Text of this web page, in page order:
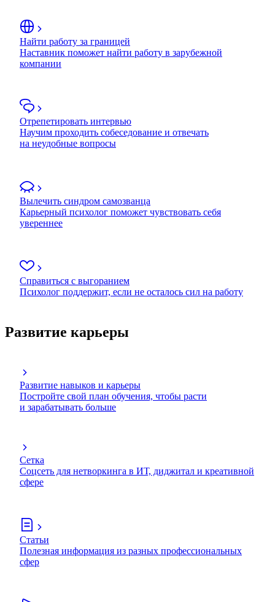
Найти работу за границей
Наставник поможет найти работу в зарубежной
компании
Отрепетировать интервью
Научим проходить собеседование и отвечать
на неудобные вопросы
Вылечить синдром самозванца
Карьерный психолог поможет чувствовать себя
увереннее
Справиться с выгоранием
Психолог поддержит, если не осталось сил на работу
Развитие карьеры
Развитие навыков и карьеры
Постройте свой план обучения, чтобы расти
и зарабатывать больше
Сетка
Соцсеть для нетворкинга в ИТ, диджитал и креативной
сфере
Статьи
Полезная информация из разных профессиональных
сфер